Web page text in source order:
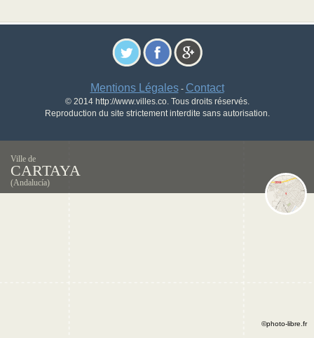
Mentions Légales- Contact
© 2014 http://www.villes.co. Tous droits réservés.
Reproduction du site strictement interdite sans autorisation.
Ville de
CARTAYA
(Andalucía)
©photo-libre.fr